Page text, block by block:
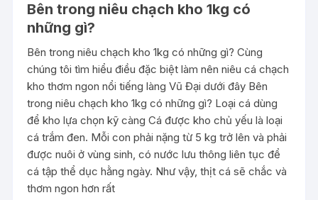
Bên trong niêu chạch kho 1kg có
những gì?
Bên trong niêu chạch kho 1kg có những gì? Cùng
chúng tôi tìm hiểu điều đặc biệt làm nên niêu cá chạch
kho thơm ngon nổi tiếng làng Vũ Đại dưới đây Bên
trong niêu chạch kho 1kg có những gì? Loại cá dùng
để kho lựa chọn kỹ càng Cá được kho chủ yếu là loại
cá trắm đen. Mỗi con phải nặng từ 5 kg trở lên và phải
được nuôi ở vùng sinh, có nước lưu thông liên tục để
cá tập thể dục hằng ngày. Như vậy, thịt cá sẽ chắc và
thơm ngon hơn rất